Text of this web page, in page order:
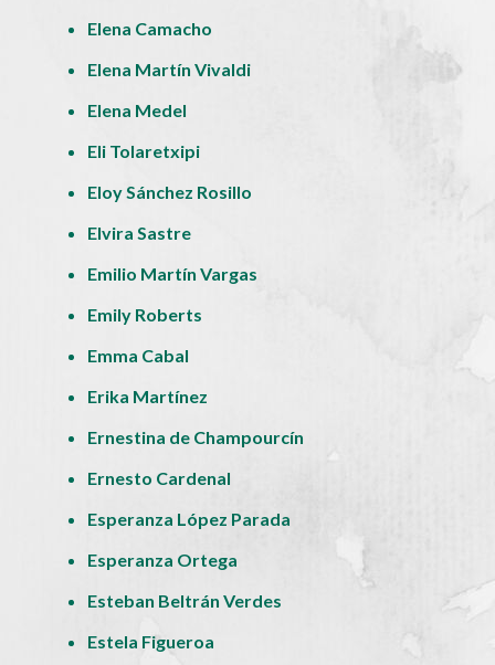
Elena Camacho
Elena Martín Vivaldi
Elena Medel
Eli Tolaretxipi
Eloy Sánchez Rosillo
Elvira Sastre
Emilio Martín Vargas
Emily Roberts
Emma Cabal
Erika Martínez
Ernestina de Champourcín
Ernesto Cardenal
Esperanza López Parada
Esperanza Ortega
Esteban Beltrán Verdes
Estela Figueroa